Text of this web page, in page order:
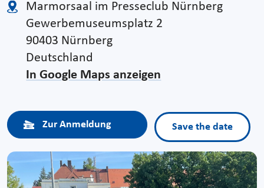
Marmorsaal im Presseclub Nürnberg
Gewerbemuseumsplatz 2
90403 Nürnberg
Deutschland
In Google Maps anzeigen
Zur Anmeldung Save the date